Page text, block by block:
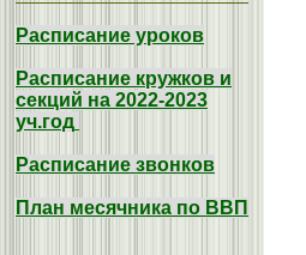
Расписание уроков
Расписание кружков и
секций на 2022-2023
уч.год
Расписание звонков
План месячника по ВВП